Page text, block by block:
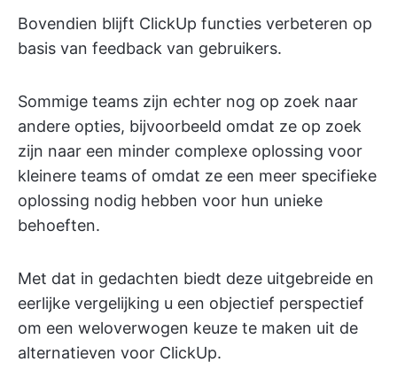
Bovendien blijft ClickUp functies verbeteren op
basis van feedback van gebruikers.
Sommige teams zijn echter nog op zoek naar
andere opties, bijvoorbeeld omdat ze op zoek
zijn naar een minder complexe oplossing voor
kleinere teams of omdat ze een meer specifieke
oplossing nodig hebben voor hun unieke
behoeften.
Met dat in gedachten biedt deze uitgebreide en
eerlijke vergelijking u een objectief perspectief
om een weloverwogen keuze te maken uit de
alternatieven voor ClickUp.